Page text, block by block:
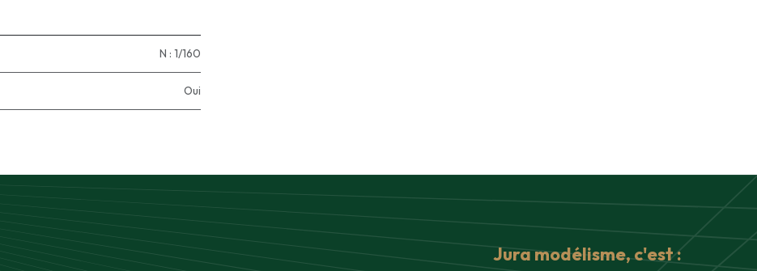
N : 1/160
Oui
Jura modélisme, c'est :